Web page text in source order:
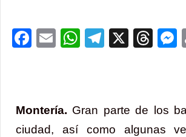
Facebook
EmailWhatsApp
X
Montería. Gran parte de los
ciudad, así como algunas